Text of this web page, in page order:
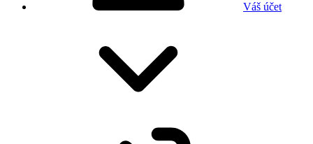
Váš účet